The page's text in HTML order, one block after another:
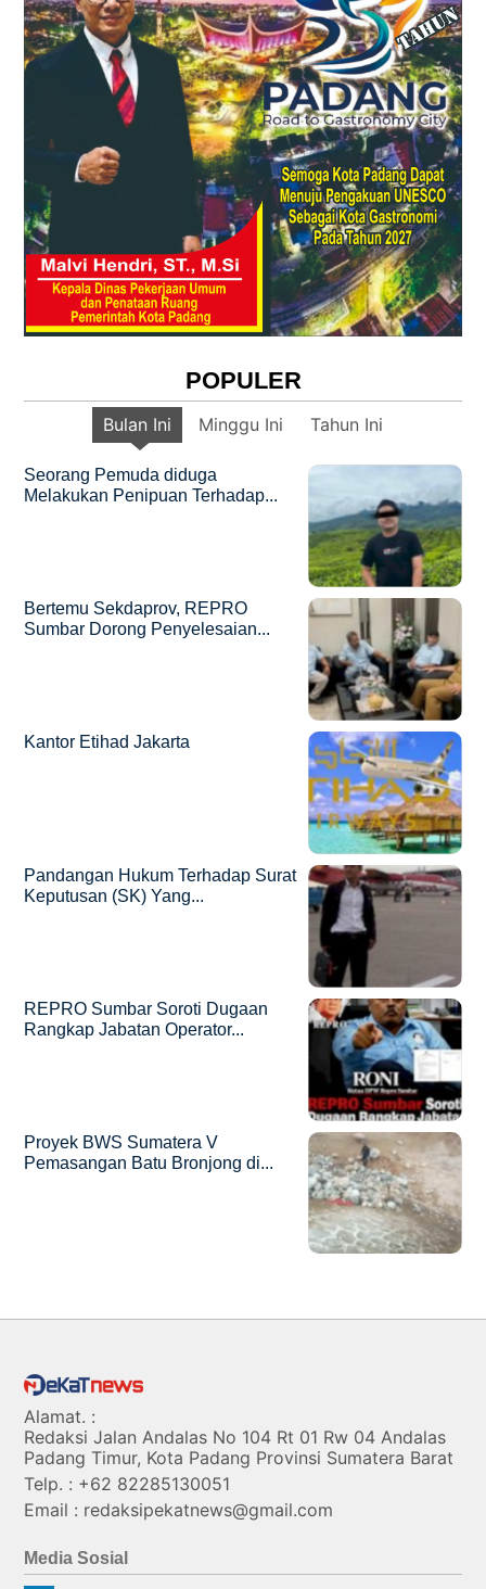
POPULER
Bulan Ini Minggu Ini Tahun Ini
Seorang Pemuda diduga
Melakukan Penipuan Terhadap...
Bertemu Sekdaprov, REPRO
Sumbar Dorong Penyelesaian...
Kantor Etihad Jakarta
Pandangan Hukum Terhadap Surat
Keputusan (SK) Yang...
REPRO Sumbar Soroti Dugaan
Rangkap Jabatan Operator...
Proyek BWS Sumatera V
Pemasangan Batu Bronjong di...
Alamat. :
Redaksi Jalan Andalas No 104 Rt 01 Rw 04 Andalas
Padang Timur, Kota Padang Provinsi Sumatera Barat
Telp. : +62 82285130051
Email : redaksipekatnews@gmail.com
Media Sosial